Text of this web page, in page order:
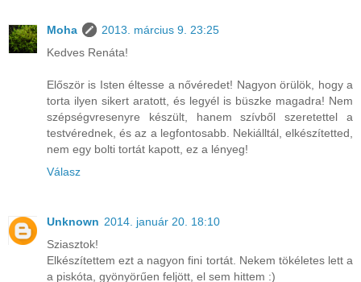
Moha
2013. március 9. 23:25
Kedves Renáta!
Először is Isten éltesse a nővéredet! Nagyon örülök, hogy a
torta ilyen sikert aratott, és legyél is büszke magadra! Nem
szépségvresenyre készült, hanem szívből szeretettel a
testvérednek, és az a legfontosabb. Nekiálltál, elkészítetted,
nem egy bolti tortát kapott, ez a lényeg!
Válasz
Unknown 2014. január 20. 18:10
Sziasztok!
Elkészítettem ezt a nagyon fini tortát. Nekem tökéletes lett a
a piskóta, gyönyörűen feljött, el sem hittem :)